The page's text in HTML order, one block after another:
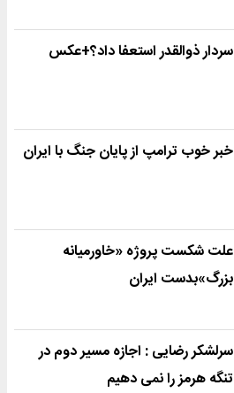
سردار ذوالقدر استعفا داد؟+عکس
خبر خوب ترامپ از پایان جنگ با ایران
علت شکست پروژه «خاورمیانه
بزرگ»بدست ایران
سرلشکر رضایی : اجازه مسیر دوم در
تنگه هرمز را نمی دهیم